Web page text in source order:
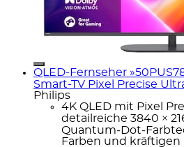
QLED-Fernseher
Smart-TV Pixel Precise Ultra
Philips
4K QLED mit Pixel
detailreiche 3840 ×
Farben und kräftigen